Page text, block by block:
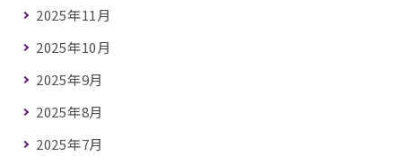
2025年11月
2025年10月
2025年9月
2025年8月
2025年7月